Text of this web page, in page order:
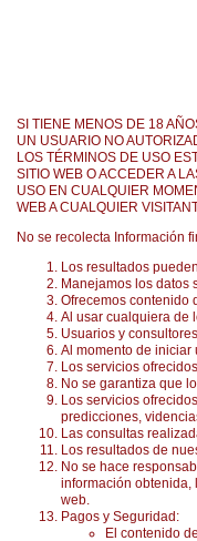
SI TIENE MENOS DE 18
UN USUARIO NO
LOS TÉRMINOS DE USO
SITIO WEB O ACCEDER A
USO EN CUALQUIER
WEB A CUALQUIER
No se recolecta Información
Los resultados
Manejamos los datos
Ofrecemos contenido
Al usar cualquiera de
Usuarios y
Al momento de iniciar
Los servicios
No se garantiza que
Los servicios
predicciones,
Las consultas
Los resultados de
No se hace
información obtenida,
web.
Pagos y Seguridad:
El contenido